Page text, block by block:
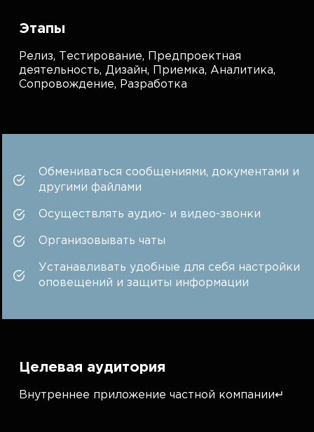
Этапы
Релиз, Тестирование,
Предпроектная
деятельность,Дизайн, Приемка,Аналитика,
Сопровождение, Разработка
Обмениваться сообщениями, документами и
другими файлами
Осуществлять аудио- и видео-звонки
Организовывать чаты
Устанавливать удобные для себя настройки
оповещений и защиты информации
Целевая аудитория
Внутреннее приложение частной компании↵